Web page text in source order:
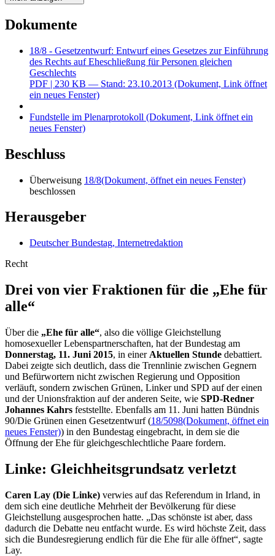
Dokumente
18/8 - Gesetzentwurf: Entwurf eines Gesetzes zur Einführung
des Rechts auf Eheschließung für Personen gleichen
Geschlechts
PDF | 230 KB — Stand: 23.10.2013 (Dokument, Link öffnet
ein neues Fenster)
Fundstelle im Plenarprotokoll (Dokument, Link öffnet ein
neues Fenster)
Beschluss
Überweisung 18/8(Dokument, öffnet ein neues Fenster)
beschlossen
Herausgeber
Deutscher Bundestag, Internetredaktion
Recht
Drei von vier Fraktionen für die „Ehe für
alle“
Über die „Ehe für alle“, also die völlige Gleichstellung
homosexueller Lebenspartnerschaften, hat der Bundestag am
Donnerstag, 11. Juni 2015, in einer Aktuellen Stunde debattiert.
Dabei zeigte sich deutlich, dass die Trennlinie zwischen Gegnern
und Befürwortern nicht zwischen Regierung und Opposition
verläuft, sondern zwischen Grünen, Linker und SPD auf der einen
und der Unionsfraktion auf der anderen Seite, wie SPD-Redner
Johannes Kahrs feststellte. Ebenfalls am 11. Juni hatten Bündnis
90/Die Grünen einen Gesetzentwurf (18/5098(Dokument, öffnet ein
neues Fenster)) in den Bundestag eingebracht, in dem sie die
Öffnung der Ehe für gleichgeschlechtliche Paare fordern.
Linke: Gleichheitsgrundsatz verletzt
Caren Lay (Die Linke) verwies auf das Referendum in Irland, in
dem sich eine deutliche Mehrheit der Bevölkerung für diese
Gleichstellung ausgesprochen hatte. „Das schönste ist aber, dass
dadurch die Debatte neu entfacht wurde. Es wird höchste Zeit, dass
sich die Bundesregierung endlich für die Ehe für alle öffnet“, sagte
Lay.